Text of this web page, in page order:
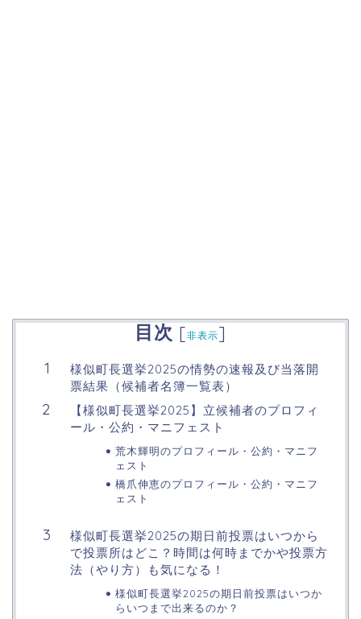
目次 [非表示]
様似町長選挙2025の情勢の速報及び当落開
票結果（候補者名簿一覧表）
【様似町長選挙2025】立候補者のプロフィ
ール・公約・マニフェスト
荒木輝明のプロフィール・公約・マニフ
ェスト
橋爪伸恵のプロフィール・公約・マニフ
ェスト
様似町長選挙2025の期日前投票はいつから
で投票所はどこ？時間は何時までかや投票方
法（やり方）も気になる！
様似町長選挙2025の期日前投票はいつか
らいつまで出来るのか？